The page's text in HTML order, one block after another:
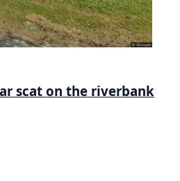
scat on the riverbank